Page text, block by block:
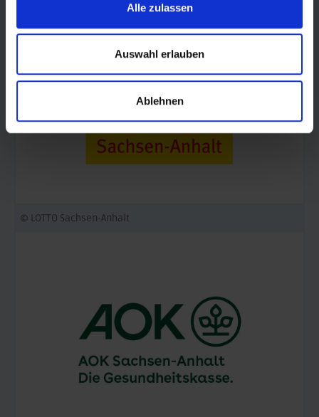
Alle zulassen
Auswahl erlauben
Ablehnen
© LOTTO Sachsen-Anhalt